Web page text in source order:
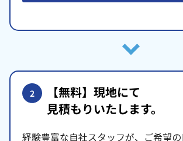
2 【無料】現地にて
見積もりいたします。
経験豊富な自社スタッフが、ご希望